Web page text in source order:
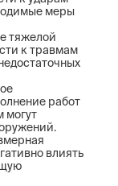
меры
тяжелой
к травмам
работ
могут
влиять